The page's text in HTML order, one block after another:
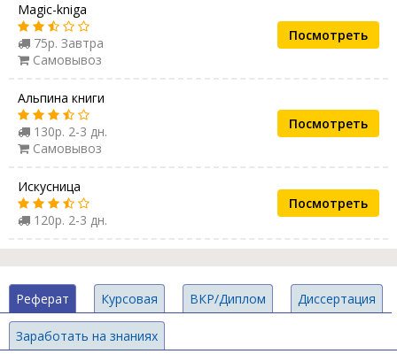
Magic-kniga
75р. Завтра
Самовывоз
Посмотреть
Альпина книги
130р. 2-3 дн.
Самовывоз
Посмотреть
Искусница
120р. 2-3 дн.
Посмотреть
Реферат Курсовая ВКР/Диплом Диссертация
Заработать на знаниях